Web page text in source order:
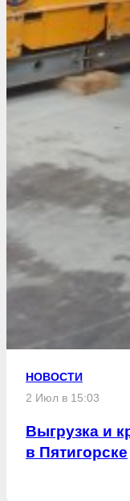
НОВОСТИ
2 Июл в 15:03
Выгрузка и
в Пятигорске